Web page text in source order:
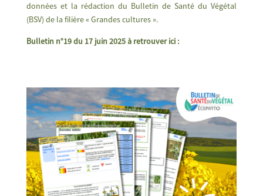
données et la rédaction du Bulletin de Santé du Végétal
(BSV) de la filière « Grandes cultures ».
Bulletin n°19 du 17 juin 2025 à retrouver ici :